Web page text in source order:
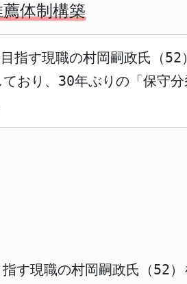
体制構築
指す現職の村岡嗣政氏（52
おり、30年ぶりの「保守
す現職の村岡嗣政氏（52）